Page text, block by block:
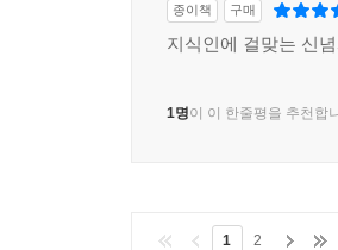
종이책 구매
지식인에 걸맞는 신
1명이 이 한줄평을 추천합
1 2